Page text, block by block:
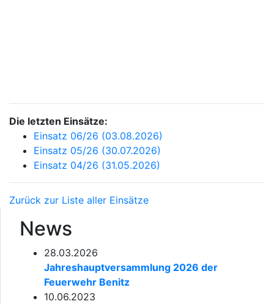
Die letzten Einsätze:
Einsatz 06/26 (03.08.2026)
Einsatz 05/26 (30.07.2026)
Einsatz 04/26 (31.05.2026)
Zurück zur Liste aller Einsätze
News
28.03.2026
Jahreshauptversammlung 2026 der
Feuerwehr Benitz
10.06.2023